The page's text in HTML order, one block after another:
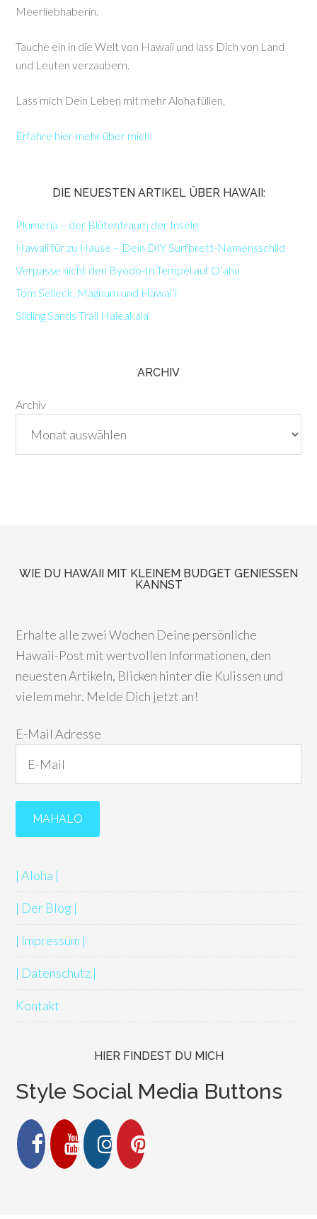
Meerliebhaberin.
Tauche ein in die Welt von Hawaii und lass Dich von Land
und Leuten verzaubern.
Lass mich Dein Leben mit mehr Aloha füllen.
Erfahre hier mehr über mich.
DIE NEUESTEN ARTIKEL ÜBER HAWAII:
Plumeria – der Blütentraum der Inseln
Hawaii für zu Hause – Dein DIY Surfbrett-Namensschild
Verpasse nicht den Byodo-In Tempel auf O’ahu
Tom Selleck, Magnum und Hawai’i
Sliding Sands Trail Haleakala
ARCHIV
Archiv
WIE DU HAWAII MIT KLEINEM BUDGET GENIESSEN K
ANNST
Erhalte alle zwei Wochen Deine persönliche
Hawaii-Post mit wertvollen Informationen, den
neuesten Artikeln, Blicken hinter die Kulissen und
vielem mehr. Melde Dich jetzt an!
E-Mail Adresse
| Aloha |
| Der Blog |
| Impressum |
| Datenschutz |
Kontakt
HIER FINDEST DU MICH
Style Social Media Buttons